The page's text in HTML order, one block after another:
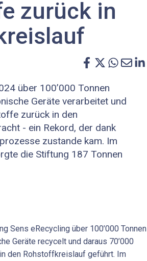
zurück in
über 100’000 Tonnen
Geräte verarbeitet und
zurück in den
- ein Rekord, der dank
zustande kam. Im
die Stiftung 187 Tonnen
Sens eRecycling über 100’000 Tonnen
Geräte recycelt und daraus 70’000
den Rohstoffkreislauf geführt. Im